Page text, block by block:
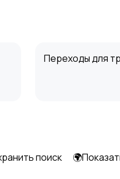
Переходы для
поиск